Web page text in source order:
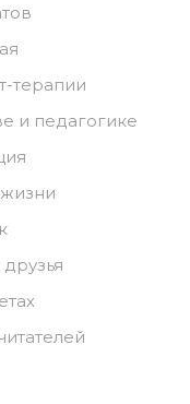
терапии
и педагогике